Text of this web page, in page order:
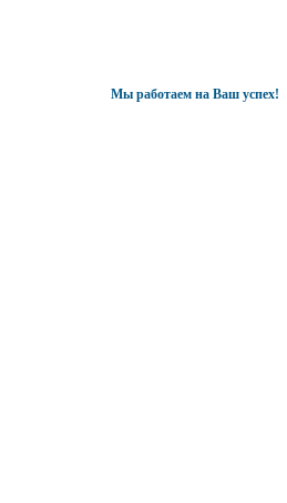
Мы работаем на Ваш успех!